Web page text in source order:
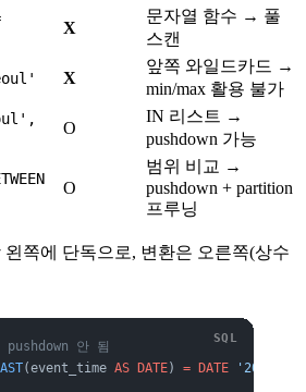
X
문자열 함수 → 풀
스캔
X
앞쪽 와일드카드 →
min/max 활용 불가
O
IN 리스트 →
pushdown 가능
O
범위 비교 →
pushdown + partition
프루닝
쪽에 단독으로, 변환은 오른쪽(상수
안 됨
(event_time AS DATE) = DATE '2026-